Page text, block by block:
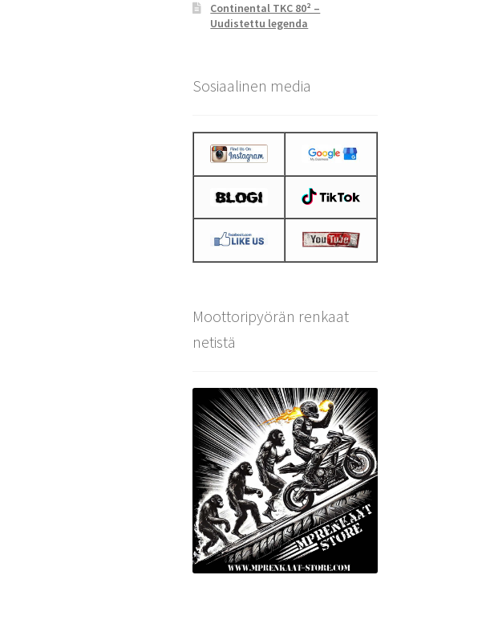
Continental TKC 80² –
Uudistettu legenda
Sosiaalinen media
Moottoripyörän renkaat
netistä